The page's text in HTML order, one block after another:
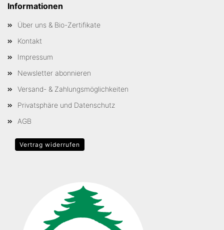
Informationen
Über uns & Bio-Zertifikate
Kontakt
Impressum
Newsletter abonnieren
Versand- & Zahlungsmöglichkeiten
Privatsphäre und Datenschutz
AGB
Vertrag widerrufen